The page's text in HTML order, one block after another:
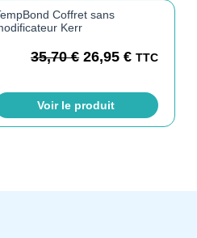
Coffret sans
Kerr
35,70€ 26,95€ TTC
Voir le produit